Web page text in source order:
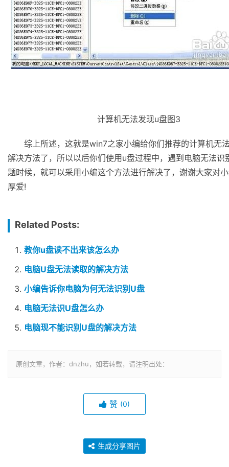
计算机无法发现u盘图3
综上所述，这就是win7之家小编给你们推荐的计算机无
解决方法了，所以以后你们使用u盘过程中，遇到电脑无法识
题时候，就可以采用小编这个方法进行解决了，谢谢大家对
厚爱!
Related Posts:
教你u盘读不出来该怎么办
电脑U盘无法读取的解决方法
小编告诉你电脑为何无法识别U盘
电脑无法识U盘怎么办
电脑现不能识别U盘的解决方法
原创文章，作者：dnzhu，如若转载，请注明出处：
赞 (0)
生成分享图片